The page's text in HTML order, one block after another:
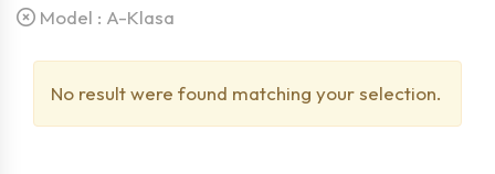
Model : A-Klasa
No result were found matching your selection.